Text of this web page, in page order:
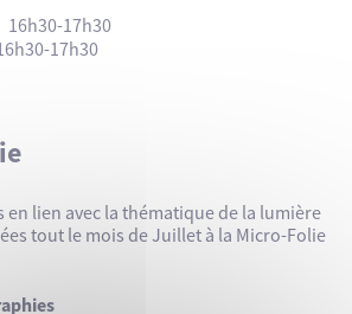
– Les ateliers
:
16h30-17h30
17h30
en lien avec la thématique de la lumière
tout le mois de Juillet à la Micro-Folie